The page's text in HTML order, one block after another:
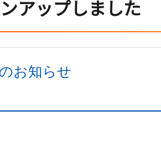
アップしました
お知らせ